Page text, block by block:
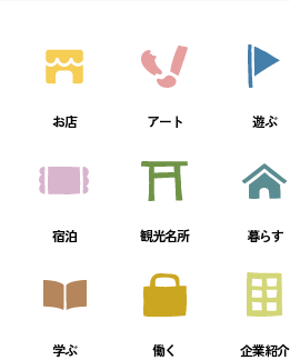
お店 アート 遊ぶ
宿泊 観光名所 暮らす
学ぶ 働く 企業紹介